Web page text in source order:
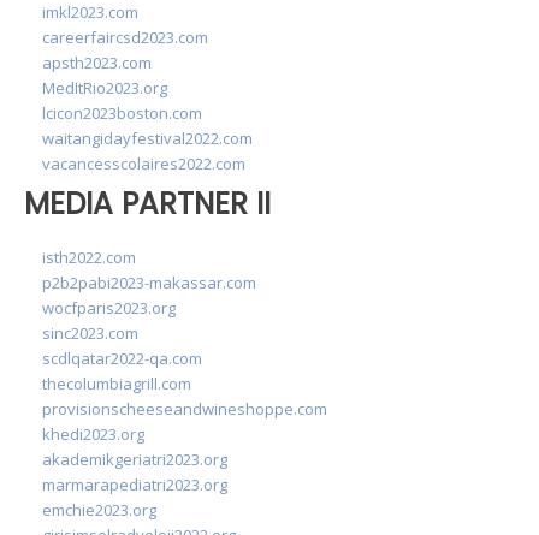
imkl2023.com
careerfaircsd2023.com
apsth2023.com
MedItRio2023.org
lcicon2023boston.com
waitangidayfestival2022.com
vacancesscolaires2022.com
MEDIA PARTNER II
isth2022.com
p2b2pabi2023-makassar.com
wocfparis2023.org
sinc2023.com
scdlqatar2022-qa.com
thecolumbiagrill.com
provisionscheeseandwineshoppe.com
khedi2023.org
akademikgeriatri2023.org
marmarapediatri2023.org
emchie2023.org